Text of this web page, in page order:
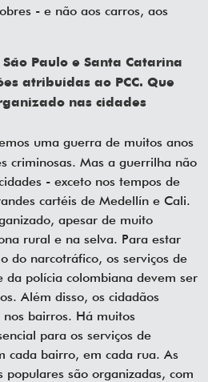
- e não aos carros, aos
Paulo e Santa Catarina
atribuídas ao PCC. Que
nas cidades
uma guerra de muitos anos
criminosas. Mas a guerrilha não
- exceto nos tempos de
cartéis de Medellín e Cali.
apesar de muito
rural e na selva. Para estar
do narcotráfico, os serviços de
da polícia colombiana devem ser
Além disso, os cidadãos
bairros. Há muitos
para os serviços de
cada bairro, em cada rua. As
populares são organizadas, com